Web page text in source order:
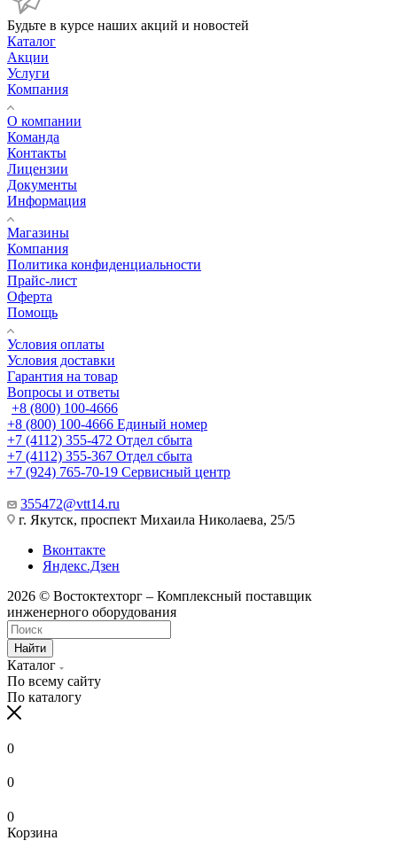
Будьте в курсе наших акций и новостей
Каталог
Акции
Услуги
Компания
О компании
Команда
Контакты
Лицензии
Документы
Информация
Магазины
Компания
Политика конфиденциальности
Прайс-лист
Оферта
Помощь
Условия оплаты
Условия доставки
Гарантия на товар
Вопросы и ответы
+8 (800) 100-4666
+8 (800) 100-4666 Единый номер
+7 (4112) 355-472 Отдел сбыта
+7 (4112) 355-367 Отдел сбыта
+7 (924) 765-70-19 Сервисный центр
355472@vtt14.ru
г. Якутск, проспект Михаила Николаева, 25/5
Вконтакте
Яндекс.Дзен
2026 © Востоктехторг – Комплексный поставщик
инженерного оборудования
Найти
Каталог
По всему сайту
По каталогу
0
0
0
Корзина